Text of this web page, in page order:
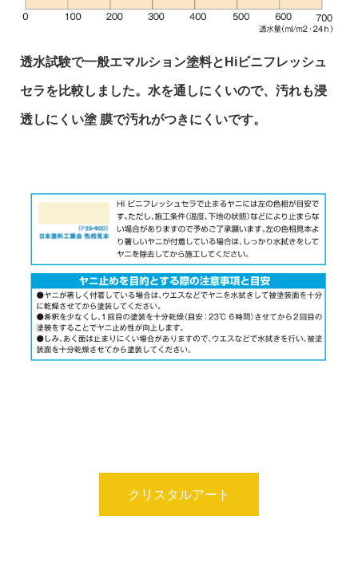
透水試験で一般エマルション塗料とHiビニフレッシュ
セラを比較しました。水を通しにくいので、汚れも浸
透しにくい塗 膜で汚れがつきにくいです。
クリスタルアート